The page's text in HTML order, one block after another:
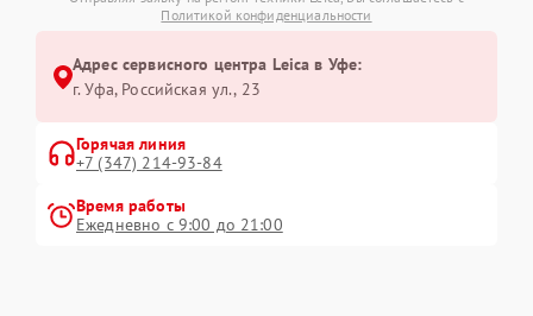
Политикой конфиденциальности
Адрес сервисного центра Leica в Уфе:
г. Уфа, Российская ул., 23
Горячая линия
+7 (347) 214-93-84
Время работы
Ежедневно с 9:00 до 21:00